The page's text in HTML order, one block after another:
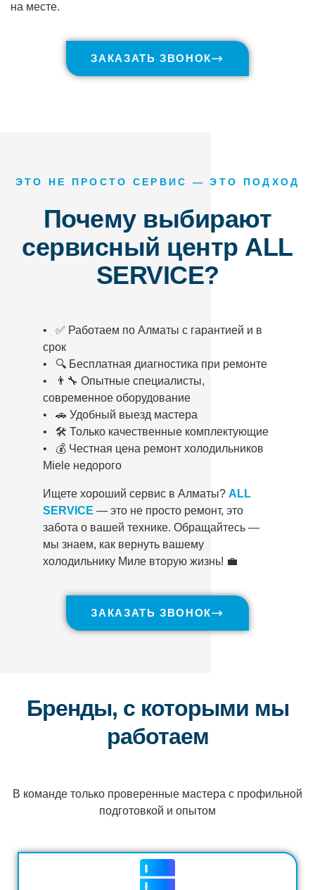
на месте.
ЗАКАЗАТЬ ЗВОНОК
ЭТО НЕ ПРОСТО СЕРВИС — ЭТО ПОДХОД
Почему выбирают
сервисный центр ALL
SERVICE?
• ✅ Работаем по Алматы с гарантией и в
срок
• 🔍 Бесплатная диагностика при ремонте
• 👨‍🔧 Опытные специалисты,
современное оборудование
• 🚗 Удобный выезд мастера
• 🛠️ Только качественные комплектующие
• 💰 Честная цена ремонт холодильников
Miele недорого
Ищете хороший сервис в Алматы? ALL
SERVICE — это не просто ремонт, это
забота о вашей технике. Обращайтесь —
мы знаем, как вернуть вашему
холодильнику Миле вторую жизнь! 💼
ЗАКАЗАТЬ ЗВОНОК
Бренды, с которыми мы
работаем
В команде только проверенные мастера с профильной
подготовкой и опытом